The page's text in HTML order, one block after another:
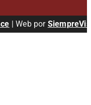
| Web por